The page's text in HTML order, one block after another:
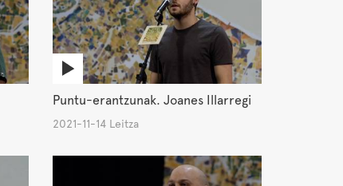
Puntu-erantzunak. Joanes Illarregi
2021-11-14 Leitza